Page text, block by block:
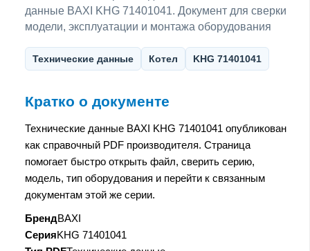
данные BAXI KHG 71401041. Документ для сверки
модели, эксплуатации и монтажа оборудования
Технические данные Котел KHG 71401041
Кратко о документе
Технические данные BAXI KHG 71401041 опубликован
как справочный PDF производителя. Страница
помогает быстро открыть файл, сверить серию,
модель, тип оборудования и перейти к связанным
документам этой же серии.
БрендBAXI
СерияKHG 71401041